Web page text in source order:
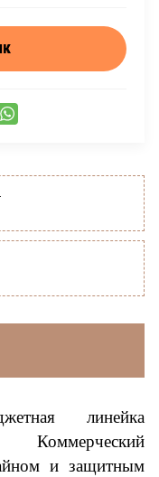
линейка
Коммерческий
и защитным